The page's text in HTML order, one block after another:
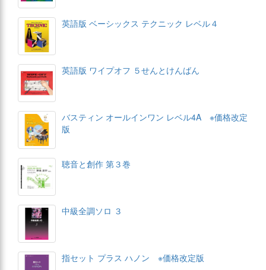
英語版 ベーシックス テクニック レベル４
英語版 ワイプオフ ５せんとけんばん
バスティン オールインワン レベル4A ※価格改定
版
聴音と創作 第３巻
中級全調ソロ ３
指セット プラス ハノン ※価格改定版